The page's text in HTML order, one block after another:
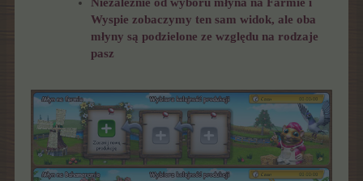
Wyspie zobaczymy ten sam widok, ale oba
młyny są podzielone ze względu na rodzaje
pasz